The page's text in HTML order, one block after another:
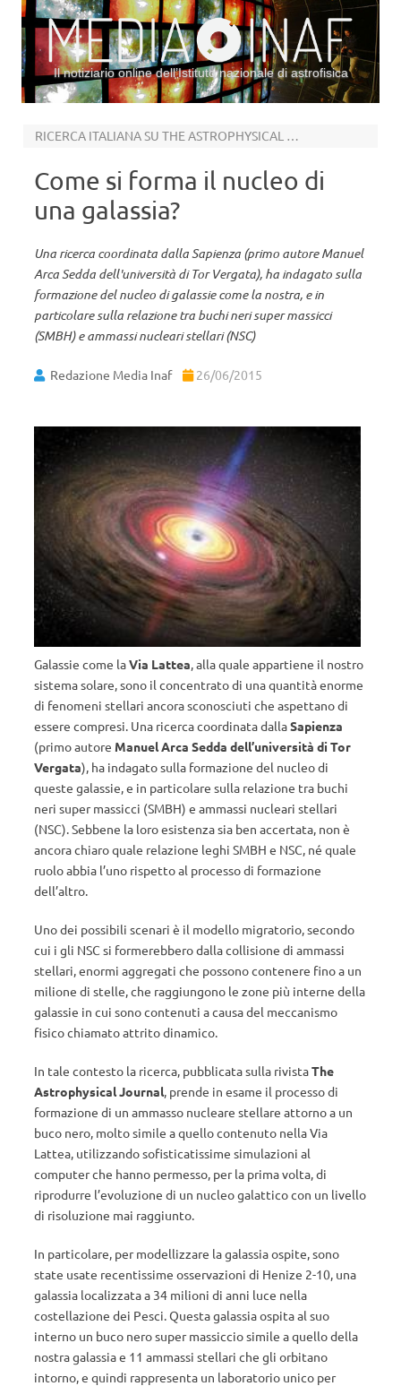
Il notiziario online dell’Istituto nazionale di astrofisica
RICERCA ITALIANA SU THE ASTROPHYSICAL JOURNAL
Come si forma il nucleo di
una galassia?
Una ricerca coordinata dalla Sapienza (primo autore Manuel
Arca Sedda dell'università di Tor Vergata), ha indagato sulla
formazione del nucleo di galassie come la nostra, e in
particolare sulla relazione tra buchi neri super massicci
(SMBH) e ammassi nucleari stellari (NSC)
Redazione Media Inaf 26/06/2015
Galassie come laVia Lattea, alla quale appartiene il nostro
sistema solare, sono il concentrato di una quantità enorme
di fenomeni stellari ancora sconosciuti che aspettano di
essere compresi. Una ricerca coordinata dallaSapienza
(primo autore Manuel Arca Sedda dell’università di Tor
Vergata), ha indagato sulla formazione del nucleo di
queste galassie, e in particolare sulla relazione tra buchi
neri super massicci (SMBH) e ammassi nucleari stellari
(NSC). Sebbene la loro esistenza sia ben accertata, non è
ancora chiaro quale relazione leghi SMBH e NSC, né quale
ruolo abbia l’uno rispetto al processo di formazione
dell’altro.
Uno dei possibili scenari è il modello migratorio, secondo
cui i gli NSC si formerebbero dalla collisione di ammassi
stellari, enormi aggregati che possono contenere fino a un
milione di stelle, che raggiungono le zone più interne della
galassie in cui sono contenuti a causa del meccanismo
fisico chiamato attrito dinamico.
In tale contesto la ricerca, pubblicata sulla rivistaThe
Astrophysical Journal, prende in esame il processo di
formazione di un ammasso nucleare stellare attorno a un
buco nero, molto simile a quello contenuto nella Via
Lattea, utilizzando sofisticatissime simulazioni al
computer che hanno permesso, per la prima volta, di
riprodurre l’evoluzione di un nucleo galattico con un livello
di risoluzione mai raggiunto.
In particolare, per modellizzare la galassia ospite, sono
state usate recentissime osservazioni di Henize 2-10, una
galassia localizzata a 34 milioni di anni luce nella
costellazione dei Pesci. Questa galassia ospita al suo
interno un buco nero super massiccio simile a quello della
nostra galassia e 11 ammassi stellari che gli orbitano
intorno, e quindi rappresenta un laboratorio unico per